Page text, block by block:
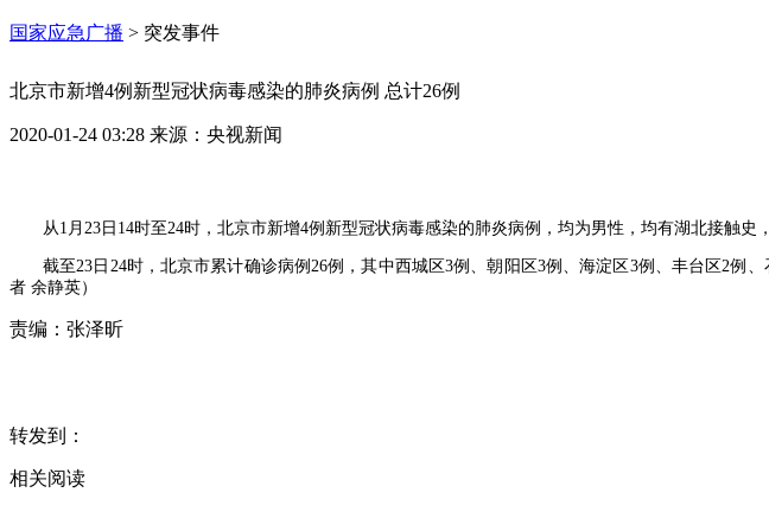
国家应急广播 > 突发事件
北京市新增4例新型冠状病毒感染的肺炎病例 总计26例
2020-01-24 03:28 来源： 央视新闻
从1月23日14时至24时，北京市新增4例新型冠状病毒感染的肺炎病例，均为男性，均有湖北接触
截至23日24时，北京市累计确诊病例26例，其中西城区3例、朝阳区3例、海淀区3例、丰台区2
者 余静英）
责编： 张泽昕
转发到：
相关阅读